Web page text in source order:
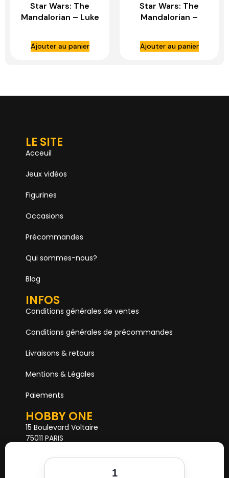
Star Wars: The
Mandalorian – Luke
Grogu 1:10 Scale
Statue – IRON
Ajouter au panier
Star Wars: The
Mandalorian –
Scale Bust –
DIAMOND DIRECT
Ajouter au panier
LE SITE
Acceuil
Jeux vidéos
Figurines
Occasions
Précommandes
Qui sommes-nous?
Blog
INFOS
Conditions générales de ventes
Conditions générales de précommandes
Livraisons & retours
Mentions & Légales
Paiements
HOBBY ONE
15 Boulevard Voltaire
75011 PARIS
Mail. hobby1shop@gmail.com
Tél. 01 402 11 402